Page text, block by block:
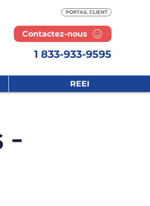
PORTAIL CLIENT
Contactez-nous
1 833-933-9595
REEI
-